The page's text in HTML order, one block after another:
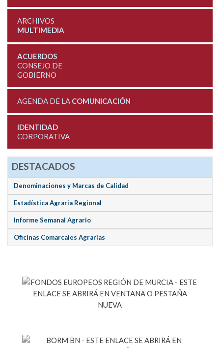
ARCHIVOS
MULTIMEDIA
ACUERDOS
CONSEJO DE
GOBIERNO
AGENDA DE LA COMUNICACIÓN
IDENTIDAD
CORPORATIVA
DESTACADOS
Denominaciones y Marcas de Calidad
Estadística Agraria Regional
Informe Semanal Agrario
Oficinas Comarcales Agrarias